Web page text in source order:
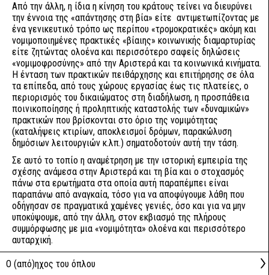
Από την άλλη, η ίδια η κίνηση του κράτους τείνει να διευρύνει
την έννοια της «απάντησης στη βία» είτε αντιμετωπίζοντας με
ένα γενικευτικό τρόπο ως περίπου «τρομοκρατικές» ακόμη και
νομιμοποιημένες πρακτικές «βίαιης» κοινωνικής διαμαρτυρίας
είτε ζητώντας ολοένα και περισσότερο σαφείς δηλώσεις
«νομιμοφροσύνης» από την Αριστερά και τα κοινωνικά κινήματα.
Η ένταση των πρακτικών πειθάρχησης και επιτήρησης σε όλα
τα επίπεδα, από τους χώρους εργασίας έως τις πλατείες, ο
περιορισμός του δικαιώματος στη διαδήλωση, η προσπάθεια
ποινικοποίησης ή προληπτικής καταστολής των «δυναμικών»
πρακτικών που βρίσκονται στο όριο της νομιμότητας
(καταλήψεις κτιρίων, αποκλεισμοί δρόμων, παρακώλυση
δημόσιων λειτουργιών κ.λπ.) σηματοδοτούν αυτή την τάση.
Σε αυτό το τοπίο η αναμέτρηση με την ιστορική εμπειρία της
σχέσης ανάμεσα στην Αριστερά και τη βία και ο στοχασμός
πάνω στα ερωτήματα στα οποία αυτή παραπέμπει είναι
παραπάνω από αναγκαία, τόσο για να αποφύγουμε λάθη που
οδήγησαν σε πραγματικά χαμένες γενιές, όσο και για να μην
υποκύψουμε, από την άλλη, στον εκβιασμό της πλήρους
συμμόρφωσης με μια «νομιμότητα» ολοένα και περισσότερο
αυταρχική.
Ο (από)ηχος του όπλου